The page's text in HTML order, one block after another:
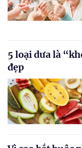
5 loại dưa là
đẹp